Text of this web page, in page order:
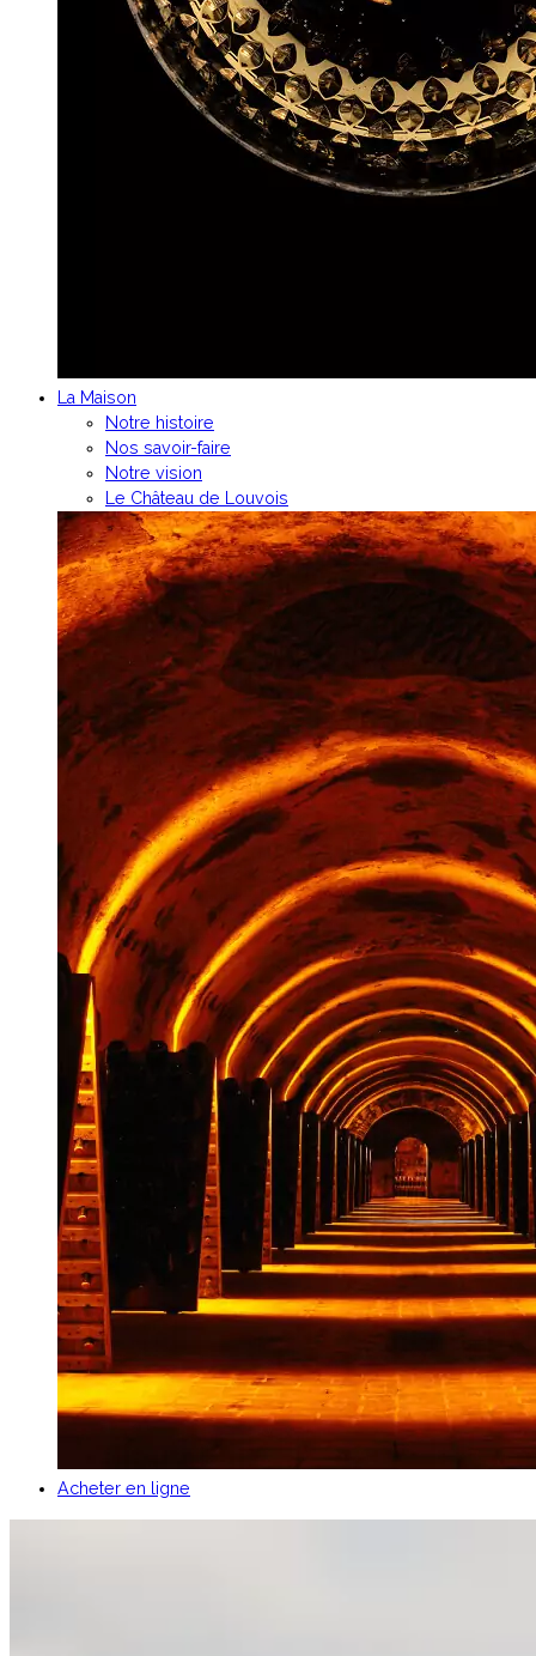
La Maison
Notre histoire
Nos savoir-faire
Notre vision
Le Château de Louvois
Acheter en ligne